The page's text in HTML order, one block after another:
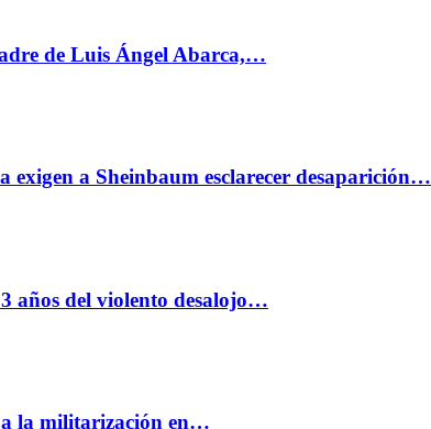
de Luis Ángel Abarca,…
exigen a Sheinbaum esclarecer desaparición…
años del violento desalojo…
a la militarización en…